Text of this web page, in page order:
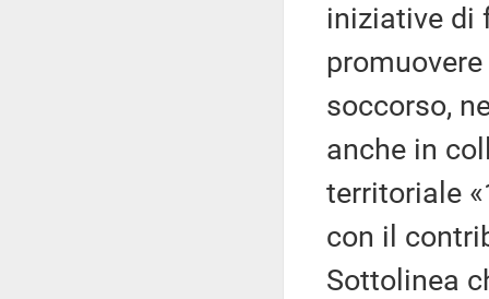
iniziative di
soccorso,
anche in
territoriale
con il
Sottolinea